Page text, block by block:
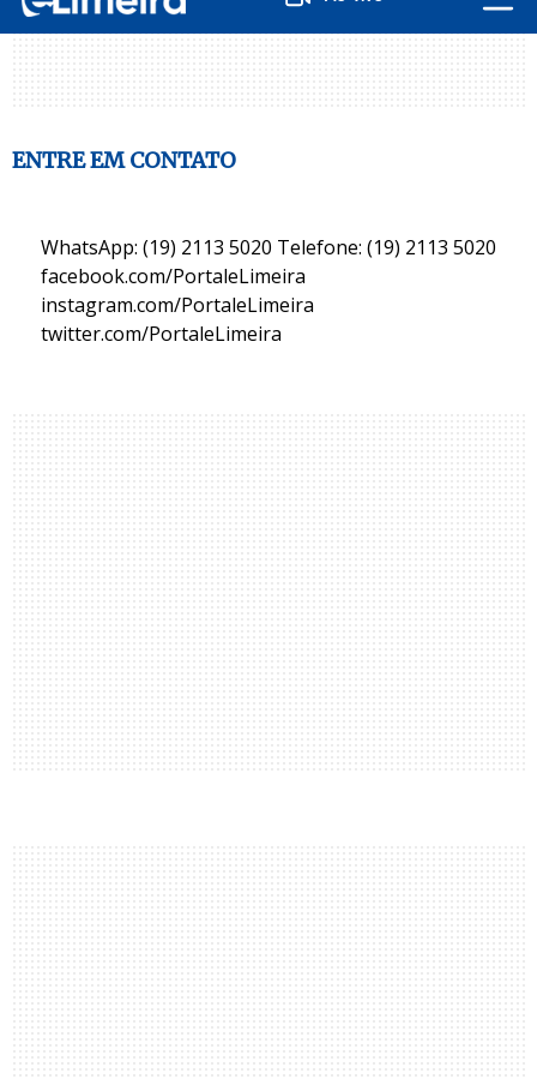
ENTRE EM CONTATO
WhatsApp: (19) 2113 5020 Telefone: (19) 2113 5020
facebook.com/PortaleLimeira
instagram.com/PortaleLimeira
twitter.com/PortaleLimeira